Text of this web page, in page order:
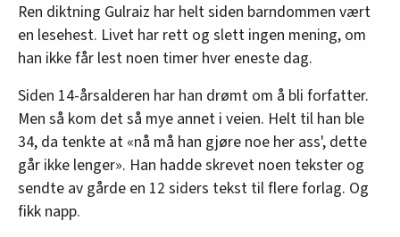
Ren diktning Gulraiz har helt siden barndommen vært
en lesehest. Livet har rett og slett ingen mening, om
han ikke får lest noen timer hver eneste dag.
Siden 14-årsalderen har han drømt om å bli forfatter.
Men så kom det så mye annet i veien. Helt til han ble
34, da tenkte at «nå må han gjøre noe her ass', dette
går ikke lenger». Han hadde skrevet noen tekster og
sendte av gårde en 12 siders tekst til flere forlag. Og
fikk napp.